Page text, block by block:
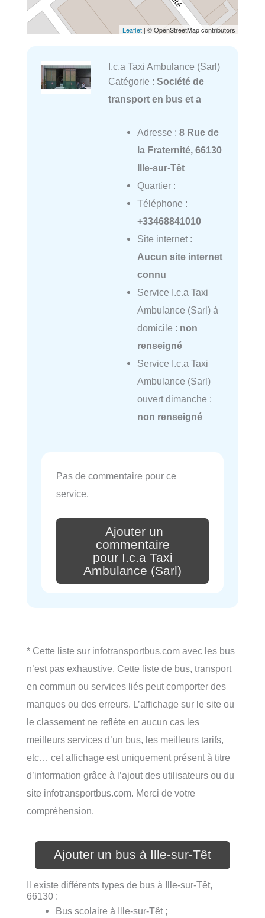
Leaflet | © OpenStreetMap contributors
I.c.a Taxi Ambulance (Sarl)
Catégorie : Société de
transport en bus et a
Adresse : 8 Rue de
la Fraternité, 66130
Ille-sur-Têt
Quartier :
Téléphone :
+33468841010
Site internet :
Aucun site internet
connu
Service I.c.a Taxi
Ambulance (Sarl) à
domicile : non
renseigné
Service I.c.a Taxi
Ambulance (Sarl)
ouvert dimanche :
non renseigné
Pas de commentaire pour ce
service.
Ajouter un
commentaire
pour I.c.a Taxi
Ambulance (Sarl)
* Cette liste sur infotransportbus.com avec les bus
n’est pas exhaustive. Cette liste de bus, transport
en commun ou services liés peut comporter des
manques ou des erreurs. L’affichage sur le site ou
le classement ne reflète en aucun cas les
meilleurs services d’un bus, les meilleurs tarifs,
etc… cet affichage est uniquement présent à titre
d’information grâce à l’ajout des utilisateurs ou du
site infotransportbus.com. Merci de votre
compréhension.
Ajouter un bus à Ille-sur-Têt
Il existe différents types de bus à Ille-sur-Têt,
66130 :
Bus scolaire à Ille-sur-Têt ;